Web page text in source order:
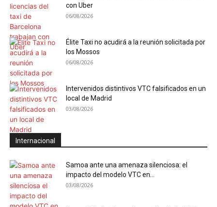
con Uber
06/08/2026
Élite Taxi no acudirá a la reunión solicitada por
los Mossos
06/08/2026
Intervenidos distintivos VTC falsificados en un
local de Madrid
03/08/2026
Internacional
Samoa ante una amenaza silenciosa: el
impacto del modelo VTC en...
03/08/2026